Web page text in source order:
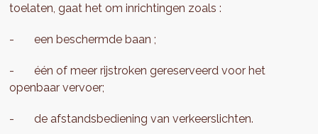
toelaten, gaat het om inrichtingen zoals :
- een beschermde baan ;
- één of meer rijstroken gereserveerd voor het
openbaar vervoer;
- de afstandsbediening van verkeerslichten.